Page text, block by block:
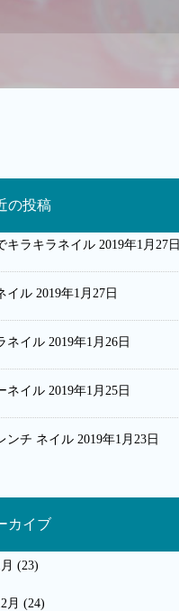
の投稿
キラキラネイル 2019年1月27日
イル 2019年1月27日
ネイル 2019年1月26日
ネイル 2019年1月25日
ンチ ネイル 2019年1月23日
カイブ
(23)
月 (24)